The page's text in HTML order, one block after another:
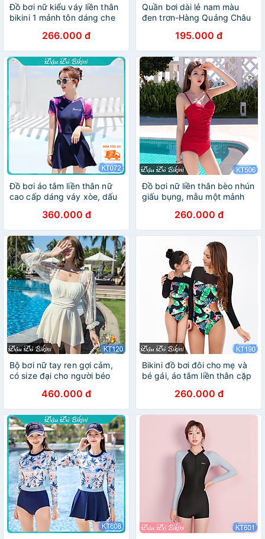
Đồ bơi nữ kiểu váy liền thân
bikini 1 mảnh tôn dáng che
ngực quần đùi266.000 đ
Quần bơi dài lẻ nam màu
đen trơn-Hàng Quảng Châu
195.000 đ
Đồ bơi áo tắm liền thân nữ
cao cấp dáng váy xòe, dấu
quyến rũ, có size lớn, chất
bơi thun lạnh Hàn mịn đẹp |
KT072
360.000 đ
Đồ bơi nữ liền thân bèo nhún
giấu bụng, mẫu một mảnh
quai rời mặc quây sexy, chất
thun bơi đẹp dày dặn |
KT506
260.000 đ
Bộ bơi nữ tay ren gợi cảm,
có size đại cho người béo
phom chuẩn đẹp tôn dáng
dấu bụng tốt | KT120
460.000 đ
Bikini đồ bơi đôi cho mẹ và
bé gái, áo tắm liền thân cặp
hoạ tiết lá hoa Hawaii tươi
trẻ, chất thun bơi 2 lớp dày
dặn, phom đẹp | KT190
260.000 đ